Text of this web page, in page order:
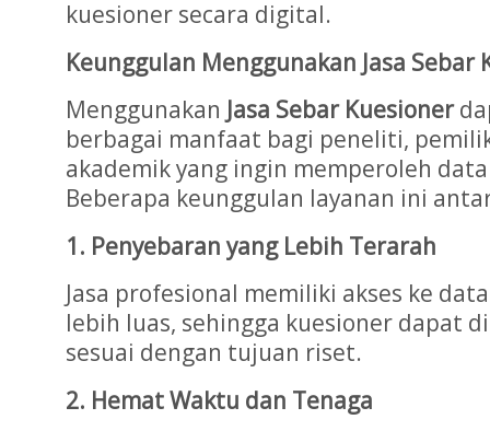
kuesioner secara digital.
Keunggulan Menggunakan Jasa Sebar
Menggunakan Jasa Sebar Kuesioner
berbagai manfaat bagi peneliti,
akademik yang ingin memperoleh
Beberapa keunggulan layanan ini
1. Penyebaran yang Lebih Terarah
Jasa profesional memiliki akses ke
lebih luas, sehingga kuesioner dapat
sesuai dengan tujuan riset.
2. Hemat Waktu dan Tenaga